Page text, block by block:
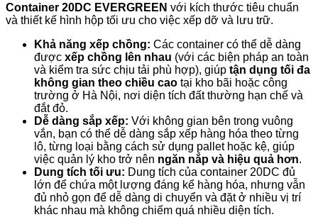
Container 20DC EVERGREEN với kích thước tiêu chuẩn
và thiết kế hình hộp tối ưu cho việc xếp dỡ và lưu trữ.
Khả năng xếp chồng: Các container có thể dễ dàng
được xếp chồng lên nhau (với các biện pháp an toàn
và kiểm tra sức chịu tải phù hợp), giúp tận dụng tối đa
không gian theo chiều cao tại kho bãi hoặc công
trường ở Hà Nội, nơi diện tích đất thường hạn chế và
đắt đỏ.
Dễ dàng sắp xếp: Với không gian bên trong vuông
vắn, bạn có thể dễ dàng sắp xếp hàng hóa theo từng
lô, từng loại bằng cách sử dụng pallet hoặc kệ, giúp
việc quản lý kho trở nên ngăn nắp và hiệu quả hơn.
Dung tích tối ưu: Dung tích của container 20DC đủ
lớn để chứa một lượng đáng kể hàng hóa, nhưng vẫn
đủ nhỏ gọn để dễ dàng di chuyển và đặt ở nhiều vị trí
khác nhau mà không chiếm quá nhiều diện tích.